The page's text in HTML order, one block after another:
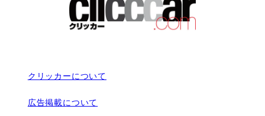
クリッカーについて
広告掲載について